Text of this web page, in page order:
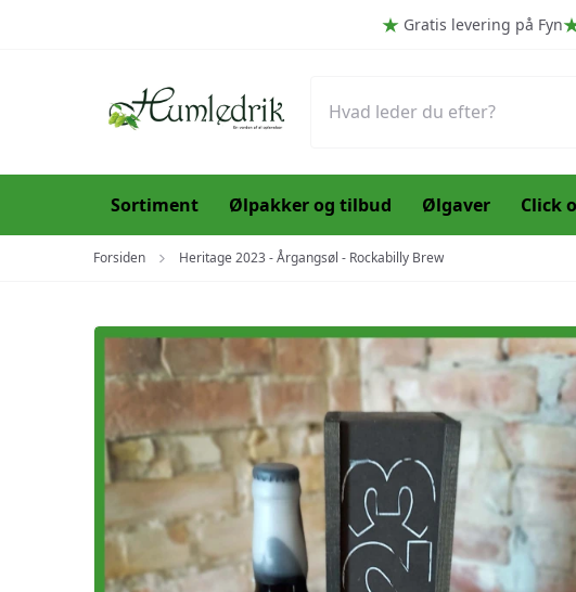
Gratis levering på Fyn
Sortiment Ølpakker og tilbud Ølgaver Click
Forsiden Heritage 2023 - Årgangsøl - Rockabilly Brew